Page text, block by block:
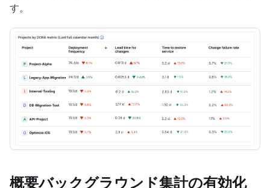
す。
概要バックグラウンド集計の有効化